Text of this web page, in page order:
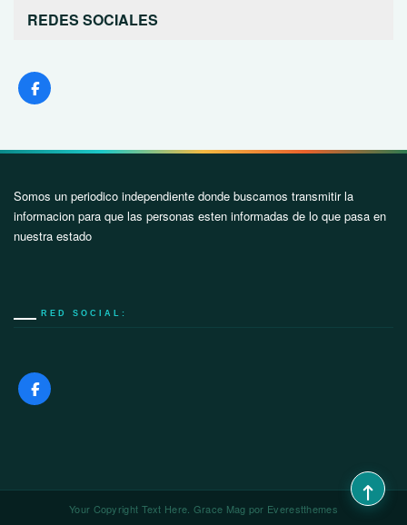
REDES SOCIALES
Somos un periodico independiente donde buscamos transmitir la
informacion para que las personas esten informadas de lo que pasa en
nuestra estado
RED SOCIAL:
Your Copyright Text Here. Grace Mag por Everestthemes